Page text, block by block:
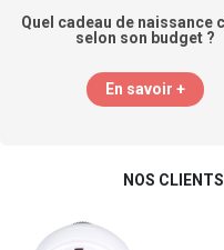
Quel cadeau de naissance
selon son budget ?
En savoir +
NOS